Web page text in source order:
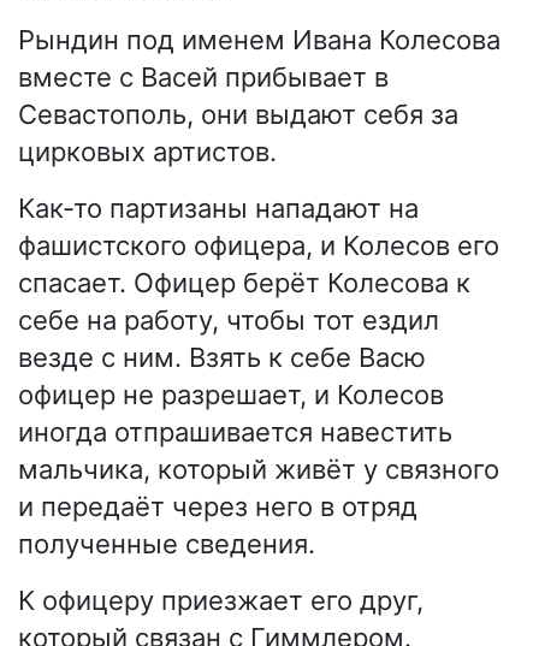
Рындин под именем Ивана Колесова
вместе с Васей прибывает в
Севастополь, они выдают себя за
цирковых артистов.
Как-то партизаны нападают на
фашистского офицера, и Колесов его
спасает. Офицер берёт Колесова к
себе на работу, чтобы тот ездил
везде с ним. Взять к себе Васю
офицер не разрешает, и Колесов
иногда отпрашивается навестить
мальчика, который живёт у связного
и передаёт через него в отряд
полученные сведения.
К офицеру приезжает его друг,
который связан с Гиммлером.